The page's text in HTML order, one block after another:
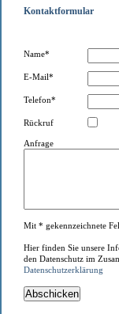
Kontaktformular
Name*
E-Mail*
Telefon*
Rückruf
Anfrage
Mit * gekennzeichnete
Hier finden Sie unsere
den Datenschutz im
Datenschutzerklärung